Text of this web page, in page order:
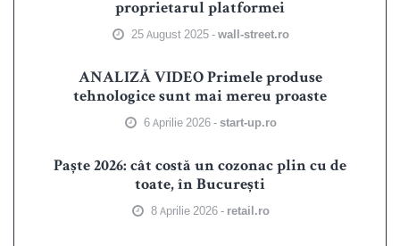
proprietarul platformei
25 August 2025 -wall-street.ro
ANALIZĂ VIDEO Primele produse
tehnologice sunt mai mereu proaste
6 Aprilie 2026 -start-up.ro
Paște 2026: cât costă un cozonac plin cu de
toate, în București
8 Aprilie 2026 - retail.ro